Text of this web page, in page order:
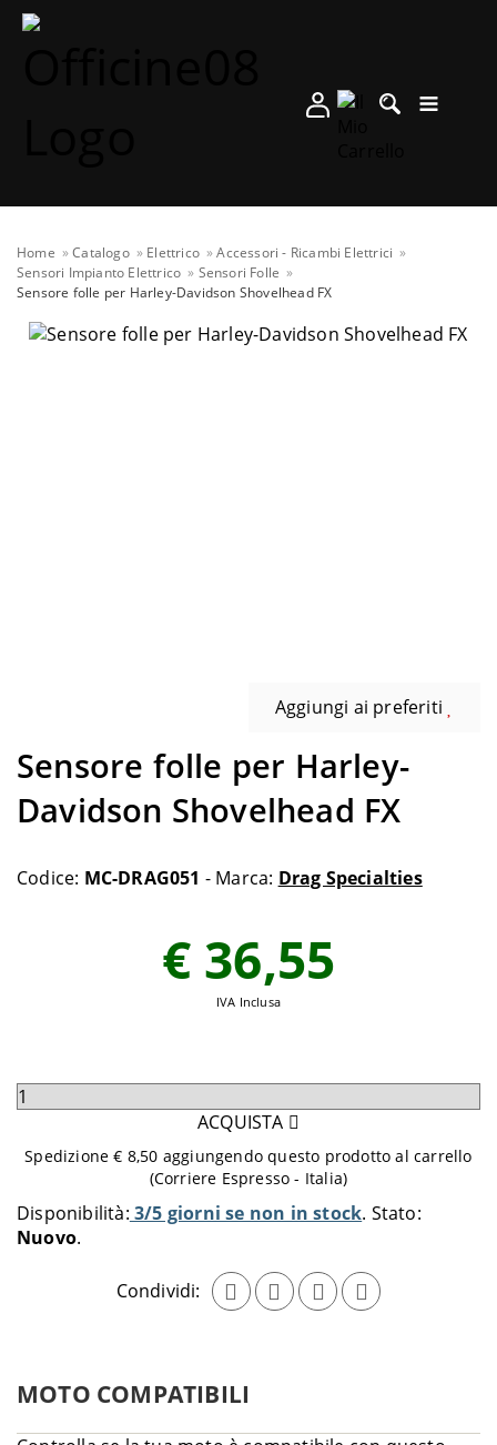
Home Catalogo Elettrico
Accessori - Ricambi Elettrici
Sensori Impianto Elettrico
Sensori Folle
Sensore folle per Harley-Davidson Shovelhead FX
Aggiungi ai preferiti
Sensore folle per Harley-
Davidson Shovelhead FX
Codice: MC-DRAG051 - Marca: Drag Specialties
Disponibilità: 3/5 giorni se non in stock Stato:
Nuovo
Condividi:
€ 36,55
IVA Inclusa
Seleziona
aggiungere
carrello
ACQUISTA
Spedizione € 8,50 aggiungendo questo prodotto al carrello
(Corriere Espresso - Italia)
MOTO COMPATIBILI